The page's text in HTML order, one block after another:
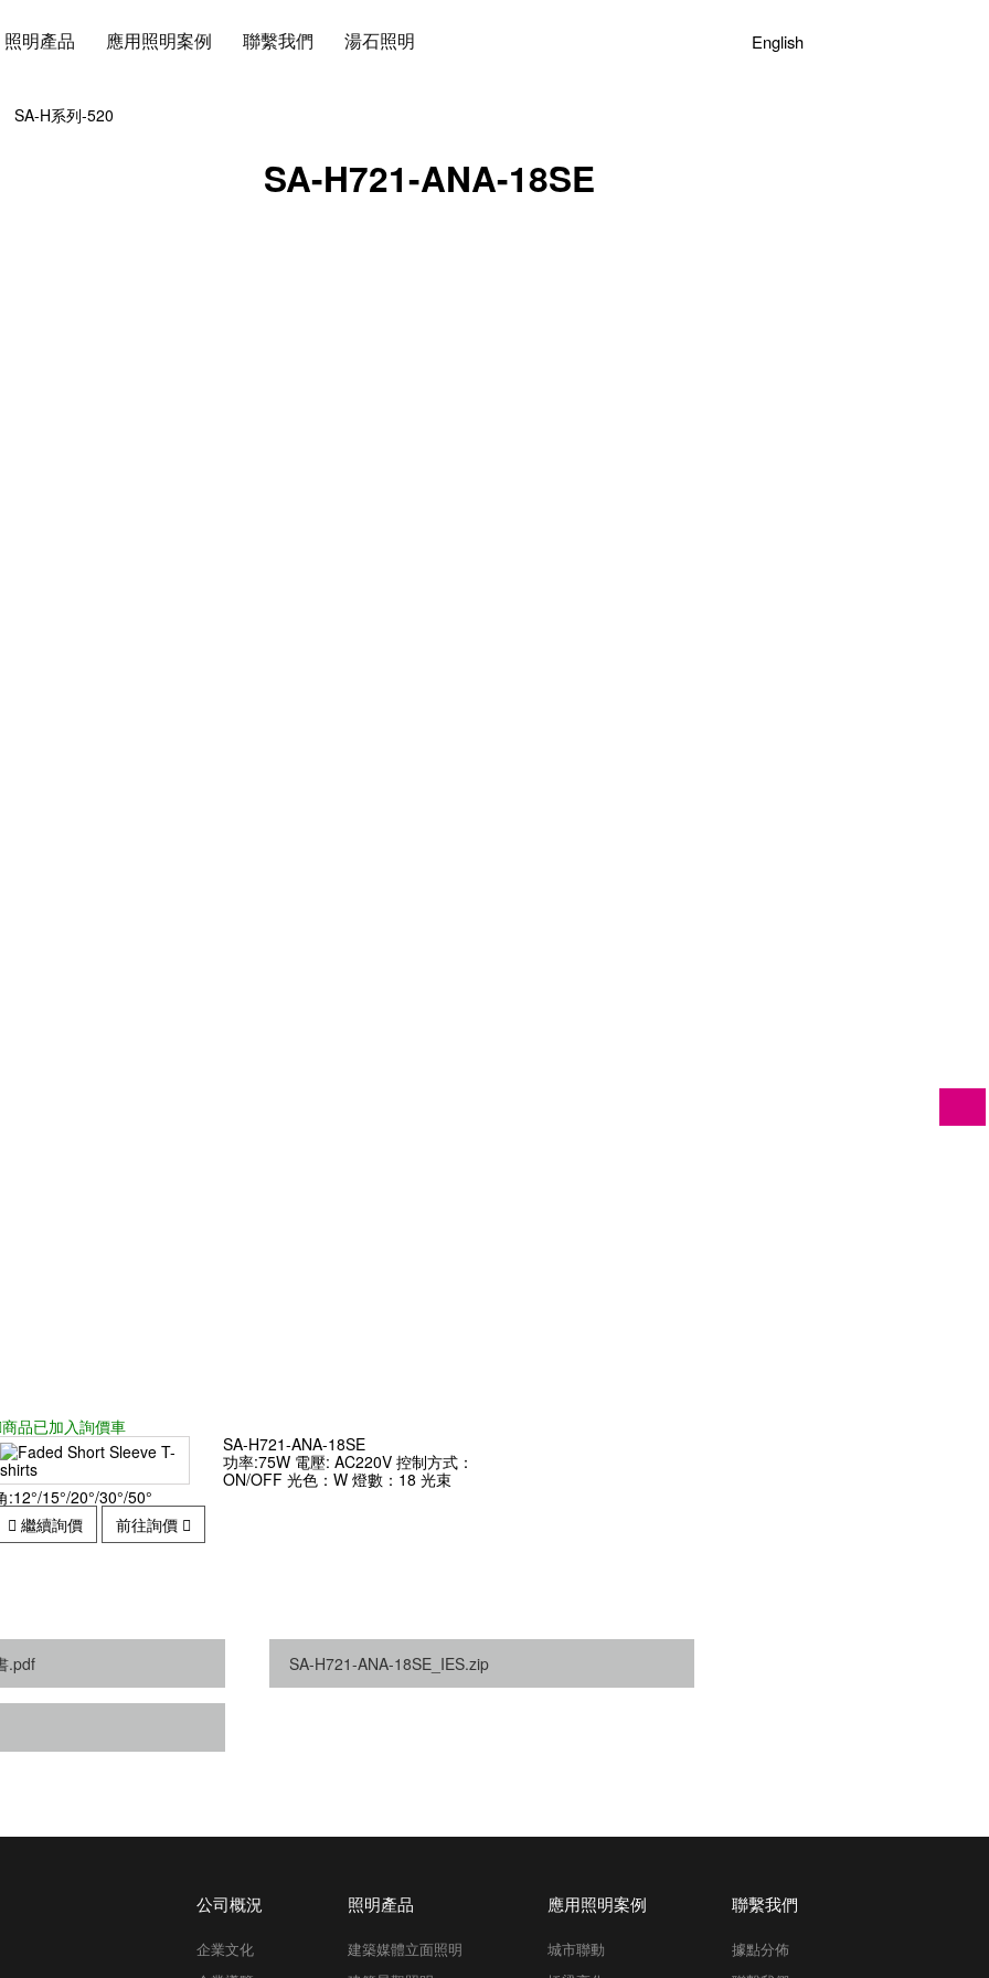
照明產品 應用照明案例 聯繫我們 湯石照明 English
SA-H系列-520
SA-H721-ANA-18SE
光設計，多種投射⾓度及光學配件可供選
具的防眩效果
合⾦材質，⾼透光鋼化光學玻璃，⼆次塗層防腐⽀架(電鍍+噴塗)
的散熱性能，可確保LED光源的壽命
⾼強度的抗⼲擾性能，具備線上⾃動定址功能，便於調
電路，有效防⽌施⼯現場和使⽤中出現的燈具損害
樓、橋樑、古建築泛光投射照明、文旅照明、別墅庭院景觀亮化等
：2700K、3000K、3500K、4000K、5000K、5700K、6500K
15°/20°/30°/50°
商品已加入詢價車
SA-H721-ANA-18SE
功率:75W 電壓: AC220V 控制方式：
ON/OFF 光色：W 燈數：18 光束
:12°/15°/20°/30°/50°
繼續詢價
前往詢價
.pdf SA-H721-ANA-18SE_IES.zip
公司概況
企業文化
照明產品
建築媒體立面照明
應用照明案例
城市聯動
聯繫我們
據點分佈